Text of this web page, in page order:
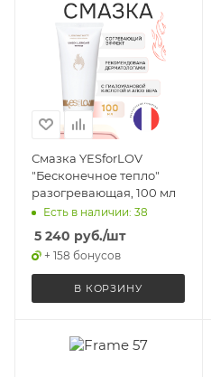
Смазка YESforLOV
"Бесконечное тепло"
разогревающая, 100 мл
Есть в наличии: 38
5 240 руб./шт
+ 158 бонусов
В КОРЗИНУ